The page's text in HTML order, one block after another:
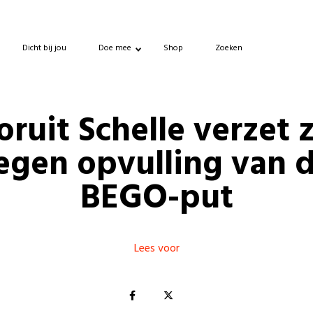
Dicht bij jou Doe mee Shop Zoeken
Schelle verzet
opvulling van
BEGO-put
Lees voor